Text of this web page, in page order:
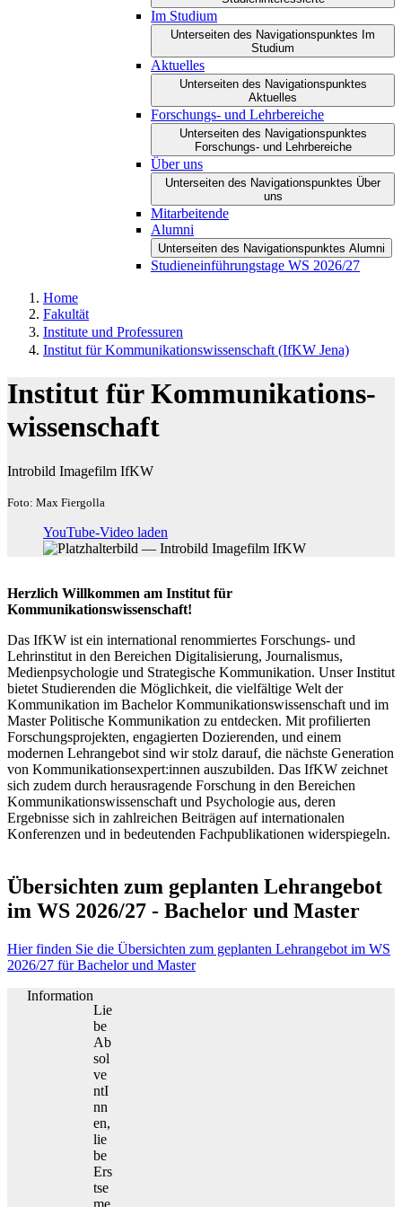
Im Studium
Unterseiten des Navigationspunktes Im
Studium
Aktuelles
Unterseiten des Navigationspunktes
Aktuelles
Forschungs- und Lehrbereiche
Unterseiten des Navigationspunktes
Forschungs- und Lehrbereiche
Über uns
Unterseiten des Navigationspunktes Über
uns
Mitarbeitende
Alumni
Unterseiten des Navigationspunktes Alumni
Studieneinführungstage WS 2026/27
Home
Fakultät
Institute und Professuren
Institut für Kommunikations­wissenschaft (IfKW Jena)
Institut für Kommunikations­
wissenschaft
Introbild Imagefilm IfKW
Foto: Max Fiergolla
YouTube-Video laden
Herzlich Willkommen am Institut für
Kommunikationswissenschaft!
Das IfKW ist ein international renommiertes Forschungs- und
Lehrinstitut in den Bereichen Digitalisierung, Journalismus,
Medienpsychologie und Strategische Kommunikation. Unser Institut
bietet Studierenden die Möglichkeit, die vielfältige Welt der
Kommunikation im Bachelor Kommunikationswissenschaft und im
Master Politische Kommunikation zu entdecken. Mit profilierten
Forschungsprojekten, engagierten Dozierenden, und einem
modernen Lehrangebot sind wir stolz darauf, die nächste Generation
von Kommunikationsexpert:innen auszubilden. Das IfKW zeichnet
sich zudem durch herausragende Forschung in den Bereichen
Kommunikationswissenschaft und Psychologie aus, deren
Ergebnisse sich in zahlreichen Beiträgen auf internationalen
Konferenzen und in bedeutenden Fachpublikationen widerspiegeln.
Übersichten zum geplanten Lehrangebot
im WS 2026/27 - Bachelor und Master
Hier finden Sie die Übersichten zum geplanten Lehrangebot im WS
2026/27 für Bachelor und Master
Information
Lie
be
Ab
sol
ve
ntI
nn
en,
lie
be
Ers
tse
me